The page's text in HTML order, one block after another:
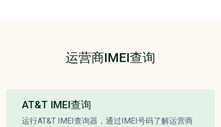
运营商IMEI查询
AT&T IMEI查询
运行AT&T IMEI查询器，通过IMEI号码了解运营商